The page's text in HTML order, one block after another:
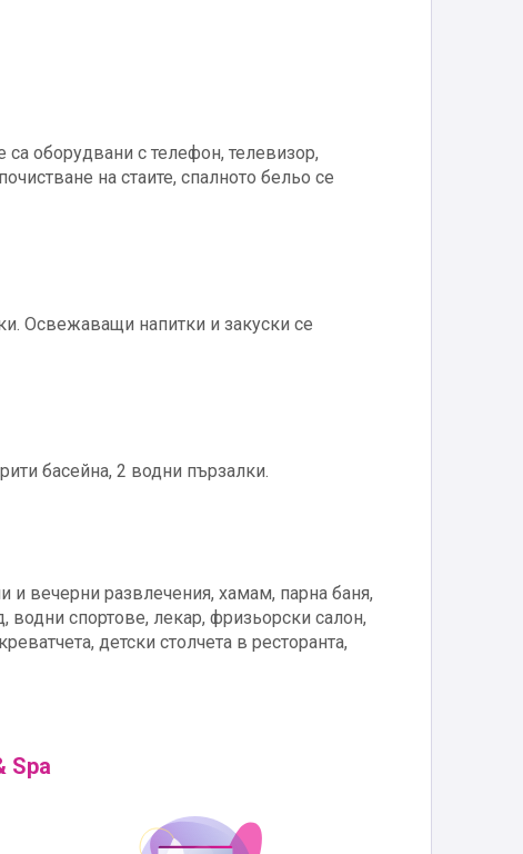
са оборудвани с телефон, телевизор,
на стаите, спалното бельо се
Освежаващи напитки и закуски се
басейна, 2 водни пързалки.
и вечерни развлечения, хамам, парна баня,
спортове, лекар, фризьорски салон,
детски столчета в ресторанта,
Spa